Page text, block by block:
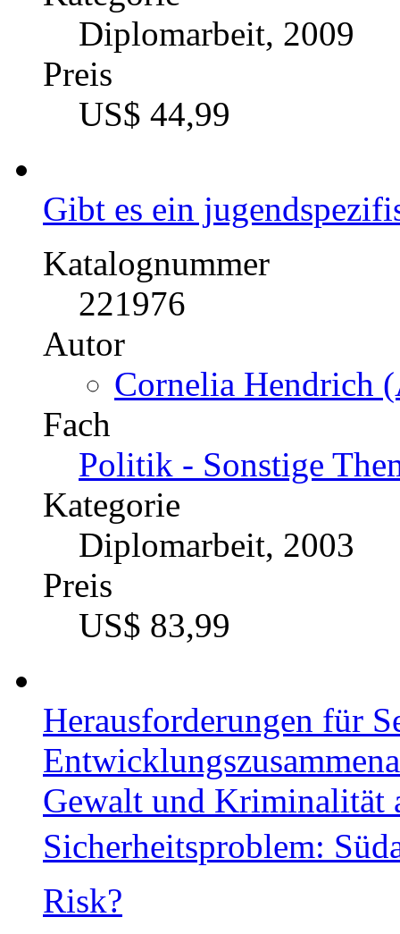
Diplomarbeit, 2009
Preis
US$ 44,99
Gibt es ein
Katalognummer
221976
Autor
Cornelia Hendrich
Fach
Politik - Sonstige
Kategorie
Diplomarbeit, 2003
Preis
US$ 83,99
Herausforderungen für
Gewalt und Kriminalität
Sicherheitsproblem:
Risk?